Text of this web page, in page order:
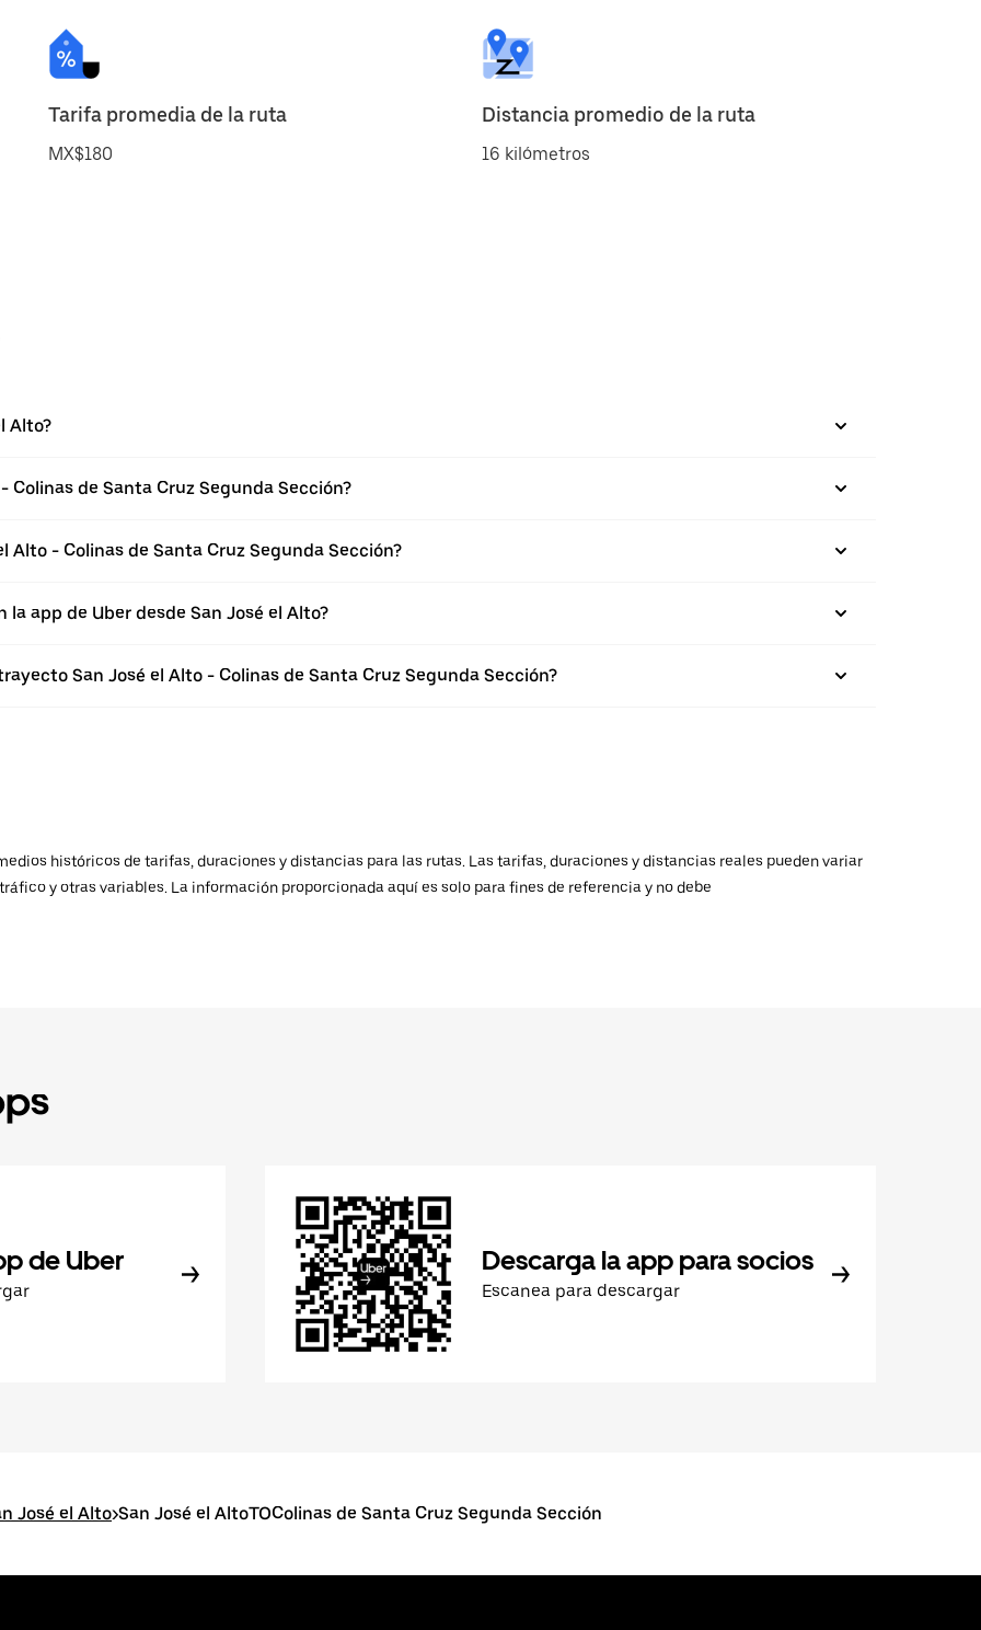
Tarifa promedia de la ruta
MX$180
Distancia promedio de la ruta
16 kilómetros
Alto?
de Santa Cruz Segunda Sección?
- Colinas de Santa Cruz Segunda Sección?
app de Uber desde San José el Alto?
San José el Alto - Colinas de Santa Cruz Segunda Sección?
históricos de tarifas, duraciones y distancias para las rutas. Las tarifas, duraciones y distancias reales pueden variar
y otras variables. La información proporcionada aquí es solo para fines de referencia y no debe
de Uber Descarga la app para socios
Escanea para descargar
José el Alto>San José el AltoTOColinas de Santa Cruz Segunda Sección